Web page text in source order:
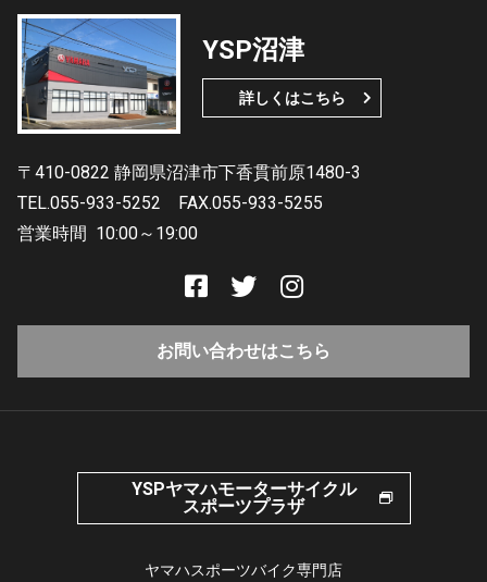
YSP沼津
詳しくはこちら
〒410-0822 静岡県沼津市下香貫前原1480-3
TEL.055-933-5252
FAX.055-933-5255
営業時間 10:00～19:00
お問い合わせはこちら
YSPヤマハモーターサイクル
スポーツプラザ
ヤマハスポーツバイク専門店